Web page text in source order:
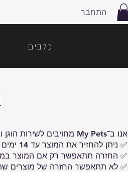
התחבר
כלבים
אנו ב־My Pets מחויבים לשירות הוגן ושקוף ללקוחותינו. יחד עם זאת, חשוב להבהיר את תנאי ההחזרה של מתקני הגירוד:
✅ ניתן להחזיר את המוצר עד 14 ימים מיום קבלתו, בהתאם לחוק הגנת הצרכן.
✅ החזרה תתאפשר רק אם המוצר
✅ לא תתאפשר החזרה של מוצרים